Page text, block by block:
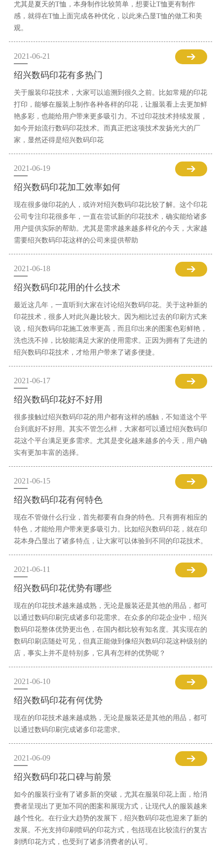
尤其是夏天的T恤，本身制作比较简单，想要让T恤更有制作
感，就得在T恤上面完成各种优化，以此来凸显T恤的做工和美
观。
2021-06-21
绍兴数码印花有多热门
关于服装印花技术，大家可以追溯到很久之前。比如常规的印花
打印，能够在服装上制作各种各样的印花，让服装看上去更加鲜
艳多彩，也能给用户带来更多吸引力。不过印花技术持续发展，
如今开始流行数码印花技术。而真正把这项技术发扬光大的厂
家，显然还得是绍兴数码印花
2021-06-19
绍兴数码印花加工效率如何
现在很多做印花的人，或许对绍兴数码印花比较了解。这个印花
公司专注印花很多年，一直在尝试新的印花技术，确实能给诸多
用户提供实际的帮助。尤其是需求越来越多样化的今天，大家越
需要绍兴数码印花这样的公司来提供帮助
2021-06-18
绍兴数码印花用的什么技术
最近这几年，一直听到大家在讨论绍兴数码印花。关于这种新的
印花技术，很多人对此兴趣比较大。因为相比过去的印刷方式来
说，绍兴数码印花施工效率更高，而且印出来的图案色彩鲜艳，
洗也洗不掉，比较能满足大家的使用需求。正因为拥有了先进的
绍兴数码印花技术，才给用户带来了诸多便捷。
2021-06-17
绍兴数码印花好不好用
很多接触过绍兴数码印花的用户都有这样的感触，不知道这个平
台到底好不好用。其实不管怎么样，大家都可以通过绍兴数码印
花这个平台满足更多需求。尤其是变化越来越多的今天，用户确
实有更加丰富的选择。
2021-06-15
绍兴数码印花有何特色
现在不管做什么行业，首先都要有自身的特色。只有拥有相应的
特色，才能给用户带来更多吸引力。比如绍兴数码印花，就在印
花本身凸显出了诸多特点，让大家可以体验到不同的印花技术。
2021-06-11
绍兴数码印花优势有哪些
现在的印花技术越来越成熟，无论是服装还是其他的用品，都可
以通过数码印刷完成诸多印花需求。在众多的印花企业中，绍兴
数码印花整体优势更出色，在国内都比较有知名度。其实现在的
数码印刷店随处可见，但真正能做到像绍兴数码印花这种级别的
店，事实上并不是特别多，它具有怎样的优势呢？
2021-06-10
绍兴数码印花有何优势
现在的印花技术越来越成熟，无论是服装还是其他的用品，都可
以通过数码印刷完成诸多印花需求。
2021-06-09
绍兴数码印花口碑与前景
如今的服装行业有了诸多新的突破，尤其在服装印花上面，给消
费者呈现出了更加不同的图案和展现方式，让现代人的服装越来
越个性化。在行业大趋势的发展下，绍兴数码印花也迎来了新的
发展。不光支持印刷喷码的印花方式，包括现在比较流行的复古
刺绣印花方式，也受到了诸多消费者的认可。